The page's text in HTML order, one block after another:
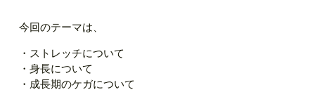
今回のテーマは、
・ストレッチについて
・身長について
・成長期のケガについて